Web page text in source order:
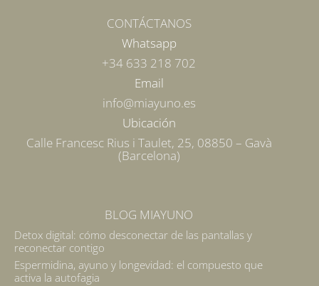
CONTÁCTANOS
Whatsapp
+34 633 218 702
Email
info@miayuno.es
Ubicación
Calle Francesc Rius i Taulet, 25, 08850 – Gavà
(Barcelona)
BLOG MIAYUNO
Detox digital: cómo desconectar de las pantallas y
reconectar contigo
Espermidina, ayuno y longevidad: el compuesto que
activa la autofagia